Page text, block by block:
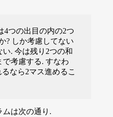
4つの出目の内の2つ
? しか考慮してない
. 今は残り2つの和
考慮する. すなわ
るなら2マス進めるこ
ムは次の通り.